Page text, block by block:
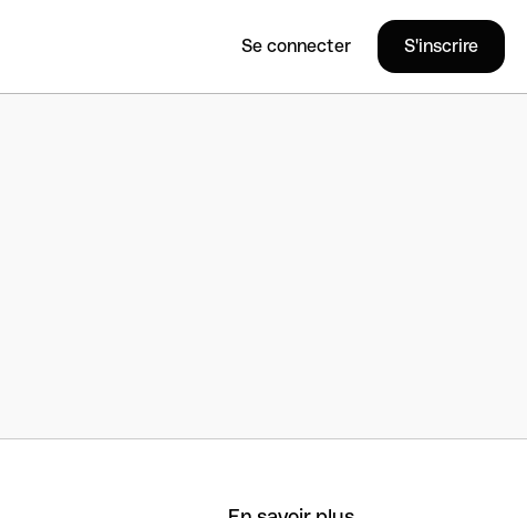
Se connecter S'inscrire